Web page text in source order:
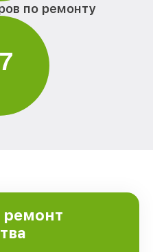
по ремонту
7
ремонт